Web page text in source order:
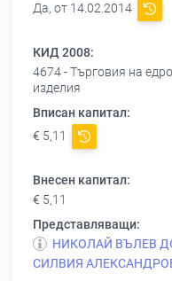
Да, от 14.02.2014
КИД 2008:
4674 - Търговия на
изделия
Вписан капитал:
€ 5,11
Внесен капитал:
€ 5,11
Представляващи:
НИКОЛАЙ ВЪЛЕВ
СИЛВИЯ